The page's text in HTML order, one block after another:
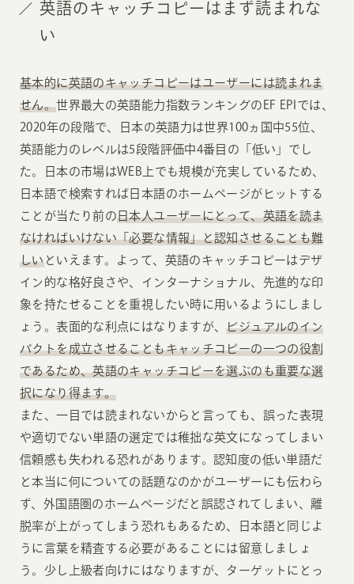
英語のキャッチコピーはまず読まれな
い
基本的に英語のキャッチコピーはユーザーには読まれま
せん。世界最大の英語能力指数ランキングのEF EPIでは、
2020年の段階で、日本の英語力は世界100ヵ国中55位、
英語能力のレベルは5段階評価中4番目の「低い」でし
た。日本の市場はWEB上でも規模が充実しているため、
日本語で検索すれば日本語のホームページがヒットする
ことが当たり前の日本人ユーザーにとって、英語を読ま
なければいけない「必要な情報」と認知させることも難
しいといえます。よって、英語のキャッチコピーはデザ
イン的な格好良さや、インターナショナル、先進的な印
象を持たせることを重視したい時に用いるようにしまし
ょう。表面的な利点にはなりますが、ビジュアルのイン
パクトを成立させることもキャッチコピーの一つの役割
であるため、英語のキャッチコピーを選ぶのも重要な選
択になり得ます。
また、一目では読まれないからと言っても、誤った表現
や適切でない単語の選定では稚拙な英文になってしまい
信頼感も失われる恐れがあります。認知度の低い単語だ
と本当に何についての話題なのかがユーザーにも伝わら
ず、外国語圏のホームページだと誤認されてしまい、離
脱率が上がってしまう恐れもあるため、日本語と同じよ
うに言葉を精査する必要があることには留意しましょ
う。少し上級者向けにはなりますが、ターゲットにとっ